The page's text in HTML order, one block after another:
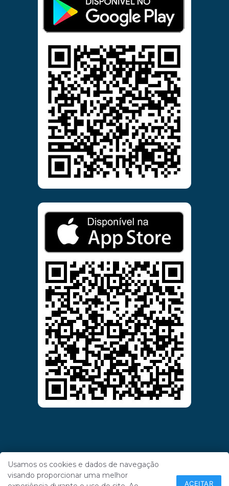
Usamos os cookies e dados de navegação
visando proporcionar uma melhor
ACEITAR